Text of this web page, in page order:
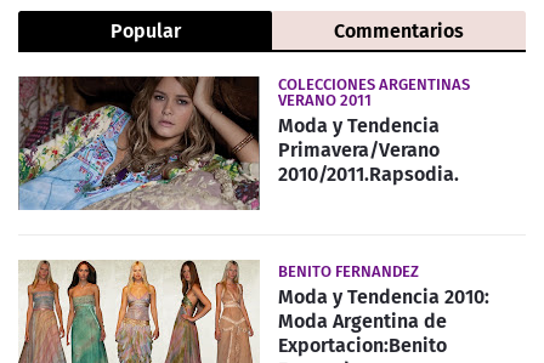
Popular Commentarios
COLECCIONES ARGENTINAS
VERANO 2011
Moda y Tendencia
Primavera/Verano
2010/2011.Rapsodia.
BENITO FERNANDEZ
Moda y Tendencia 2010:
Moda Argentina de
Exportacion:Benito